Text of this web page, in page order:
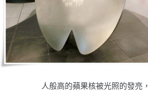
人般高的蘋果核被光照的發亮，